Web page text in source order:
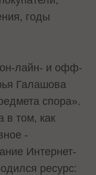
годы
он-лайн- и офф-
Галашова
спора».
в том, как
-
Интернет-
ресурс: